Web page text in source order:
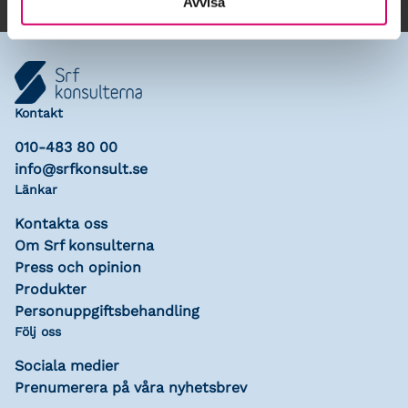
Kontakt
010-483 80 00
info@srfkonsult.se
Länkar
Kontakta oss
Om Srf konsulterna
Press och opinion
Produkter
Personuppgiftsbehandling
Följ oss
Sociala medier
Prenumerera på våra nyhetsbrev